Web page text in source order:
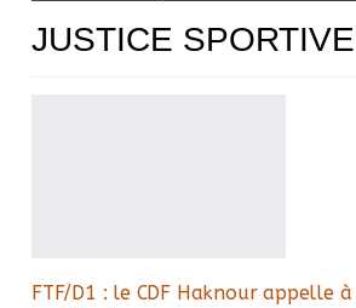
JUSTICE
FTF/D1 : le CDF Haknour appelle